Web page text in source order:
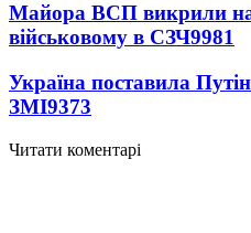
Майора ВСП викрили
військовому в СЗЧ9981
Україна поставила
ЗМІ9373
Читати коментарі